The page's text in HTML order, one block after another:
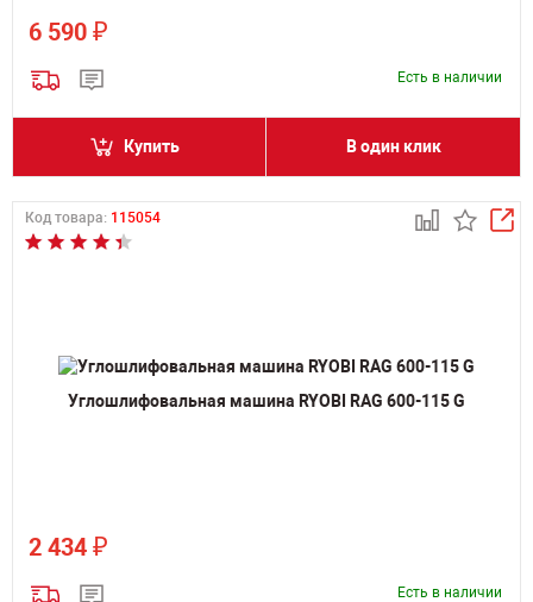
6 590 ₽
Есть в наличии
Купить В один клик
Код товара: 115054
Углошлифовальная машина RYOBI RAG 600-115 G
2 434 ₽
Есть в наличии